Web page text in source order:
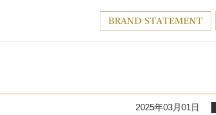
2025年03月01日